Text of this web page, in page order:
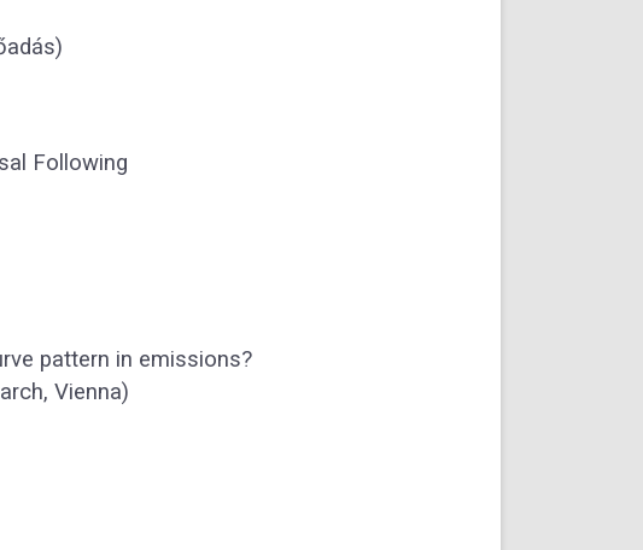
Following
pattern in emissions?
Vienna)